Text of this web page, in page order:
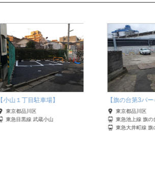
【小山１丁目駐車場】
東京都品川区
東急目黒線 武蔵小山
【旗の台第3パー
東京都品川区
東急池上線 旗の
東急大井町線 旗